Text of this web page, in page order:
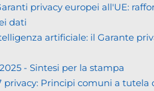
privacy europei all'UE:
dati
artificiale: il Garante
2025 - Sintesi per la stampa
privacy: Principi comuni a